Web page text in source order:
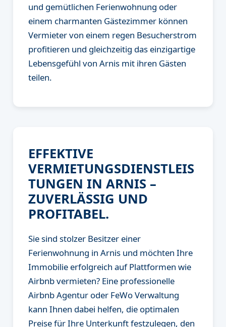
und gemütlichen Ferienwohnung oder
einem charmanten Gästezimmer können
Vermieter von einem regen Besucherstrom
profitieren und gleichzeitig das einzigartige
Lebensgefühl von Arnis mit ihren Gästen
teilen.
EFFEKTIVE
VERMIETUNGSDIENSTLEIS
TUNGEN IN ARNIS –
ZUVERLÄSSIG UND
PROFITABEL.
Sie sind stolzer Besitzer einer
Ferienwohnung in Arnis und möchten Ihre
Immobilie erfolgreich auf Plattformen wie
Airbnb vermieten? Eine professionelle
Airbnb Agentur oder FeWo Verwaltung
kann Ihnen dabei helfen, die optimalen
Preise für Ihre Unterkunft festzulegen, den